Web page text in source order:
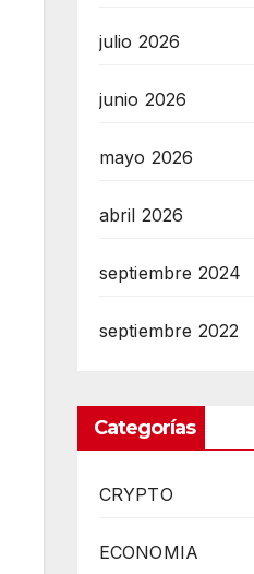
julio 2026
junio 2026
mayo 2026
abril 2026
septiembre 2024
septiembre 2022
Categorías
CRYPTO
ECONOMIA